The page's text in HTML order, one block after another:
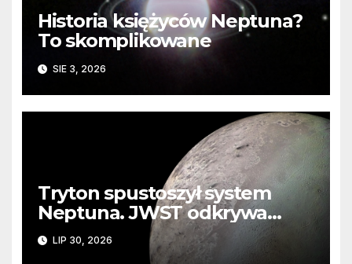
Historia księżyców Neptuna?
To skomplikowane
SIE 3, 2026
Tryton spustoszył system
Neptuna. JWST odkrywa
ślady kosmicznej katastrofy i
zaginionego lodu
LIP 30, 2026